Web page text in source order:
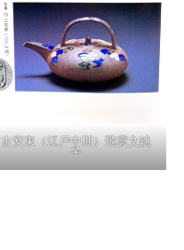
古安東（江戸中期）飛雲文銚
子